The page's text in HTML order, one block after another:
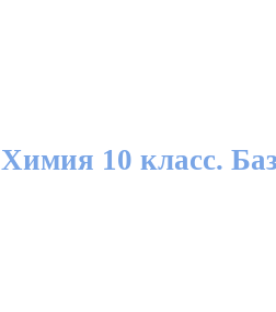
Химия 10 класс.